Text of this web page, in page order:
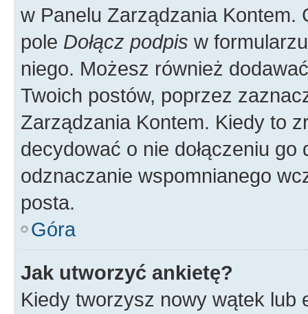
w Panelu Zarządzania
pole Dołącz podpis w
niego. Możesz również
Twoich postów, poprzez
Zarządzania Kontem. Kiedy to
decydować o nie dołączeniu
odznaczanie wspomnianego
posta.
Góra
Jak utworzyć ankietę?
Kiedy tworzysz nowy wątek lub